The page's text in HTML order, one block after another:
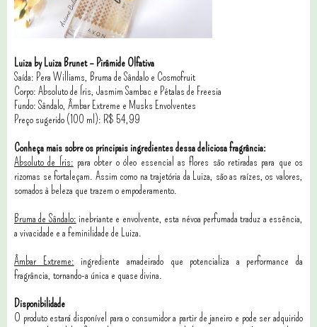
Luiza by Luiza Brunet – Pirâmide Olfativa
Saída: Pera Williams, Bruma de Sândalo e Cosmofruit
Corpo: Absoluto de Íris, Jasmim Sambac e Pétalas de Freesia
Fundo: Sândalo, Âmbar Extreme e Musks Envolventes
Preço sugerido (100 ml): R$ 54,99
Conheça mais sobre os principais ingredientes dessa deliciosa fragrância:
Absoluto de Íris: para obter o óleo essencial as flores são retiradas para que os
rizomas se fortaleçam. Assim como na trajetória da Luiza, são as raízes, os valores,
somados à beleza que trazem o empoderamento.
Bruma de Sândalo: inebriante e envolvente, esta névoa perfumada traduz a essência,
a vivacidade e a feminilidade de Luiza.
Âmbar Extreme: ingrediente amadeirado que potencializa a performance da
fragrância, tornando-a única e quase divina.
Disponibilidade
O produto estará disponível para o consumidor a partir de janeiro e pode ser adquirido